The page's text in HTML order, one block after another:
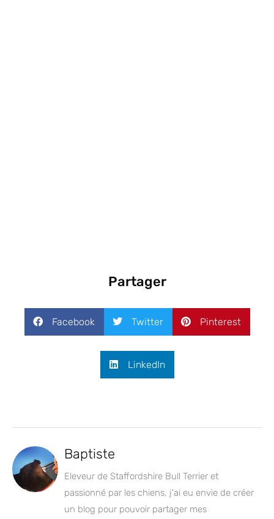
Partager
Facebook Twitter Pinterest
LinkedIn
Baptiste
Eleveur de Staffordshire Bull Terrier et
passionné par les chiens, j'ai eu envie de créer
un blog pour pouvoir partager mes